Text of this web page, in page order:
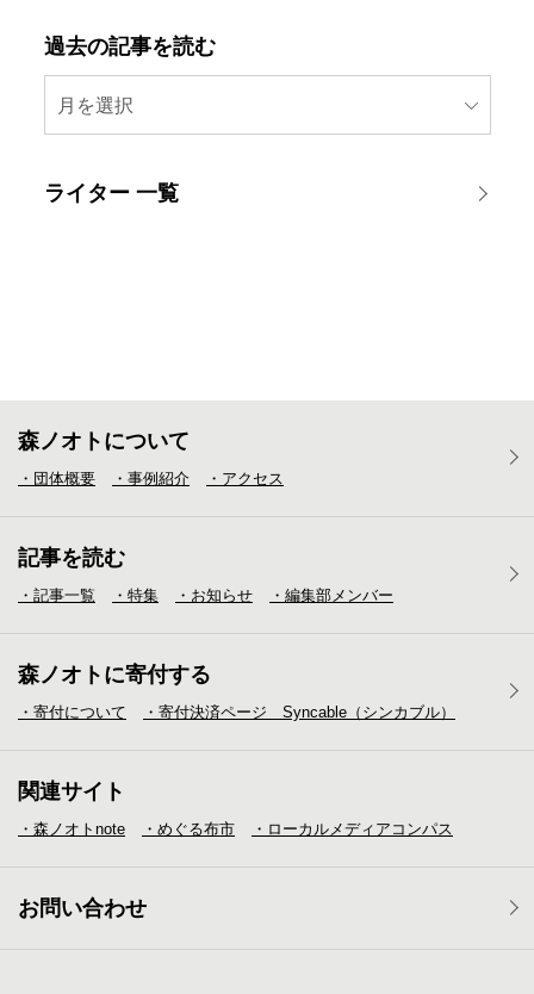
過去の記事を読む
月を選択
ライター 一覧
森ノオトについて
・団体概要 ・事例紹介 ・アクセス
記事を読む
・記事一覧 ・特集 ・お知らせ ・編集部メンバー
森ノオトに寄付する
・寄付について ・寄付決済ページ Syncable（シンカブル）
関連サイト
・森ノオトnote ・めぐる布市 ・ローカルメディア コンパス
お問い合わせ